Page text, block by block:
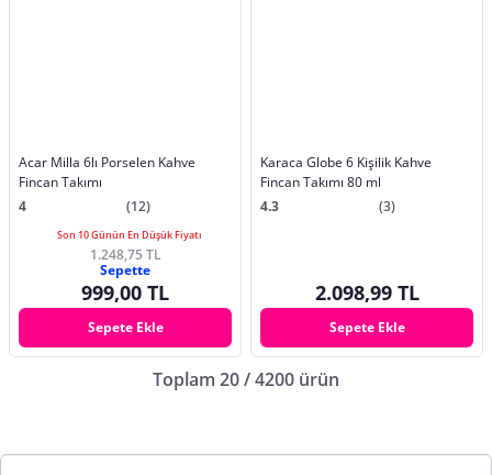
Acar Milla 6lı Porselen Kahve
Fincan Takımı
4
(12)
Son 10 Günün En Düşük Fiyatı
1.248,75 TL
Sepette
999,00 TL
Sepete Ekle
Karaca Globe 6 Kişilik Kahve
Fincan Takımı 80 ml
4.3
(3)
2.098,99 TL
Sepete Ekle
Toplam 20 / 4200 ürün